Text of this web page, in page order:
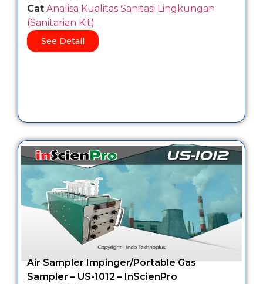
Cat Analisa Kualitas Sanitasi Lingkungan
(Sanitarian Kit)
See Detail
Air Sampler Impinger/Portable Gas
Sampler – US-1012 – InScienPro